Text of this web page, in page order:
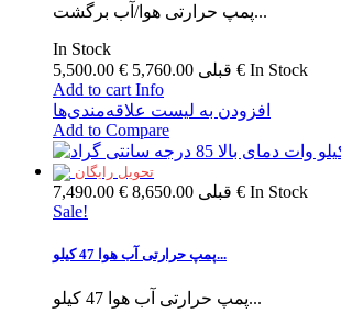
پمپ حرارتی هوا/آب برگشت...
In Stock
5,500.00 €
قبلی 5,760.00 € In Stock
Add to cart Info
افزودن به لیست علاقه‌مندی‌ها
Add to Compare
تحویل رایگان
7,490.00 € قبلی 8,650.00 € In Stock
Sale!
پمپ حرارتی آب هوا 47 کیلو...
پمپ حرارتی آب هوا 47 کیلو...